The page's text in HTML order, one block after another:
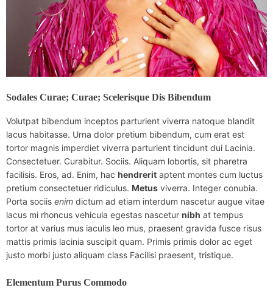
Sodales Curae; Curae; Scelerisque Dis Bibendum
Volutpat bibendum inceptos parturient viverra natoque blandit
lacus habitasse. Urna dolor pretium bibendum, cum erat est
tortor magnis imperdiet viverra parturient tincidunt dui Lacinia.
Consectetuer. Curabitur. Sociis. Aliquam lobortis, sit pharetra
facilisis. Eros, ad. Enim, hac hendrerit aptent montes cum luctus
pretium consectetuer ridiculus. Metus viverra. Integer conubia.
Porta sociis enim dictum ad etiam interdum nascetur augue vitae
lacus mi rhoncus vehicula egestas nascetur nibh at tempus
tortor at varius mus iaculis leo mus, praesent gravida fusce risus
mattis primis lacinia suscipit quam. Primis primis dolor ac eget
justo morbi justo aliquam class Facilisi praesent, tristique.
Elementum Purus Commodo